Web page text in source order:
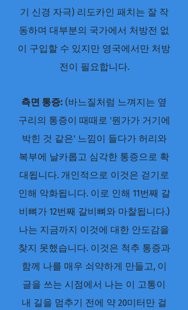
기 신경 자극) 리도카인 패치는 잘 작
동하며 대부분의 국가에서 처방전 없
이 구입할 수 있지만 영국에서만 처방
전이 필요합니다.
측면 통증: (바느질처럼 느껴지는 옆
구리의 통증이 때때로 '뭔가가 거기에
박힌 것 같은' 느낌이 들다가 허리와
복부에 날카롭고 심각한 통증으로 확
대됩니다. 개인적으로 이것은 걷기로
인해 악화됩니다. 이로 인해 11번째 갈
비뼈가 12번째 갈비뼈와 마찰됩니다.)
나는 지금까지 이것에 대한 안도감을
찾지 못했습니다. 이것은 척추 통증과
함께 나를 매우 쇠약하게 만들고, 이
글을 쓰는 시점에서 나는 이 고통이
내 길을 멈추기 전에 약 20미터만 걸